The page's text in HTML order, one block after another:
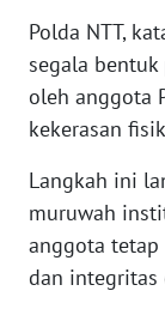
Polda NTT,
segala
oleh anggota
kekerasan
Langkah ini
muruwah
anggota
dan integritas
JABAR
WN
BANTEN
WN
NTT
WN